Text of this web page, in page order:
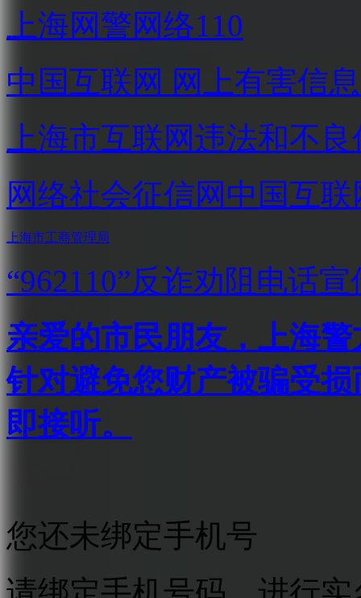
上海网警网络110
中国互联网 网上有害信
上海市互联网违法和不
网络社会征信网 中国互
上海市工商管理局
“962110”反诈劝阻电话宣
亲爱的市民朋友，上海
针对避免您财产被骗受
即接听。
您还未绑定手机号